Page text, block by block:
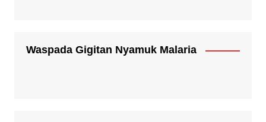
Waspada Gigitan Nyamuk Malaria